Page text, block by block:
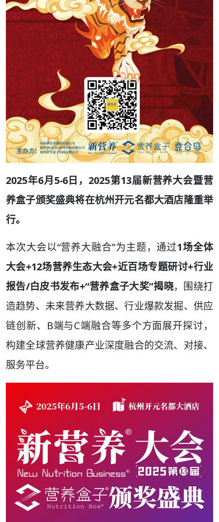
2025年6月5-6日，2025第13届新营养大会暨营
养盒子颁奖盛典将在杭州开元名都大酒店隆重举
行。
本次大会以“营养大融合”为主题，通过1场全体
大会+12场营养生态大会+近百场专题研讨+行业
报告/白皮书发布+“营养盒子大奖”揭晓，围绕打
造趋势、未来营养大数据、行业爆款发掘、供应
链创新、B端与C端融合等多个方面展开探讨，
构建全球营养健康产业深度融合的交流、对接、
服务平台。